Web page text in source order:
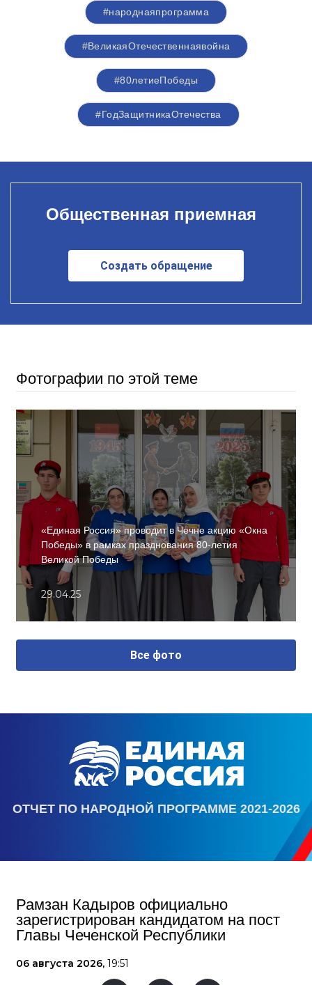
#народнаяпрограмма
#ВеликаяОтечественнаявойна
#80летиеПобеды
#ГодЗащитникаОтечества
Общественная приемная
Создать обращение
Фотографии по этой теме
«Единая Россия» проводит в Чечне акцию «Окна
Победы» в рамках празднования 80-летия
Великой Победы
29.04.25
Все фото
ОТЧЕТ ПО НАРОДНОЙ ПРОГРАММЕ 2021-2026
Рамзан Кадыров официально
зарегистрирован кандидатом на пост
Главы Чеченской Республики
06 августа 2026, 19:51